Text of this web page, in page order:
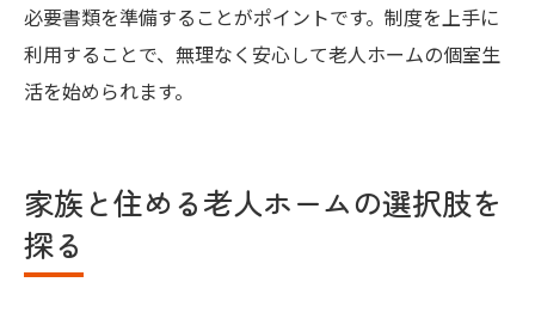
必要書類を準備することがポイントです。制度を上手に
利用することで、無理なく安心して老人ホームの個室生
活を始められます。
家族と住める老人ホームの選択肢を
探る